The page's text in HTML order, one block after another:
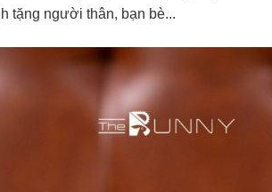
tặng người thân, bạn bè...